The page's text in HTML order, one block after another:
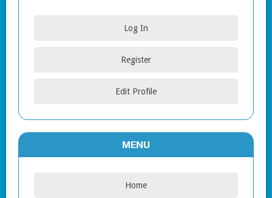
Log In
Register
Edit Profile
MENU
Home